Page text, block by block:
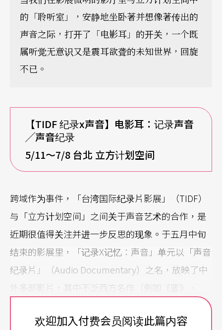
的「聆听室」，安静地坐卧著并想像著传出的
声音之际，打开了「电影耳」的开关，一个既
属听觉无意识又是震耳欲聋的未知世界，回旋
不已。
【TIDF纪录x声音】电影耳：记录声音
╱声音纪录
5/11～7/8 台北 立方计划空间
跨域作为事件，「台湾国际纪录片影展」（TIDF）
与「立方计划空间」之间关于声音艺术的合作，是
近期很值得关注并进一步反思的现象。于五月中旬
结束的影展里，「记录X记忆：声音」单元以「声音
纪录片」（Audio Documentary）之名，放映了中
外多部影片，其中不乏西方名作（例如《蓝》、
《远走多瑙河》等）。此外，亦有属于现场表演的
放映（8mm的《搜声记》、邀请林强与澎叶生Yann
欢迎加入付费会员阅读此篇内容